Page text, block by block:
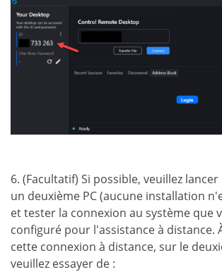
6. (Facultatif) Si possible, veuillez
un deuxième PC (aucune installation
et tester la connexion au système que
configuré pour l'assistance à distance.
cette connexion à distance, sur le
veuillez essayer de :